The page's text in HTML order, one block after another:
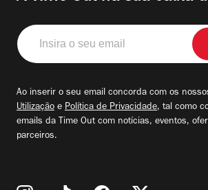
Insira
o
seu
Ao inserir o seu email concorda com os
Utilização e Política de Privacidade, tal como
emails da Time Out com notícias, eventos,
parceiros.